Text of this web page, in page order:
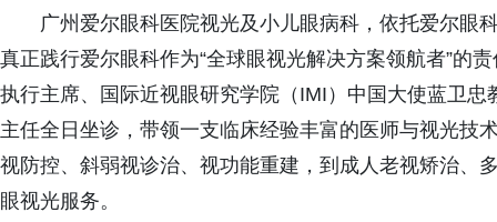
广州爱尔眼科医院视光及小儿眼病科，依托爱尔眼
真正践行爱尔眼科作为“全球眼视光解决方案领航者”的
执行主席、国际近视眼研究学院（IMI）中国大使蓝卫
主任全日坐诊，带领一支临床经验丰富的医师与视光技
视防控、斜弱视诊治、视功能重建，到成人老视矫治、
眼视光服务。